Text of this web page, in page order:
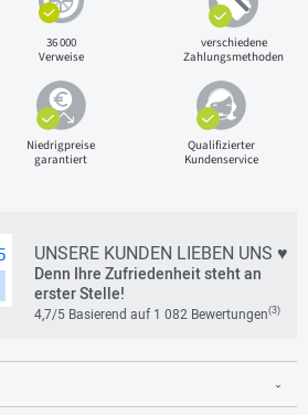
36 000
Verweise
verschiedene
Zahlungsmethoden
Niedrigpreise
garantiert
Qualifizierter
Kundenservice
UNSERE KUNDEN LIEBEN UNS ♥
Denn Ihre Zufriedenheit steht an
erster Stelle!
4,7/5 Basierend auf 1 082 Bewertungen(3)